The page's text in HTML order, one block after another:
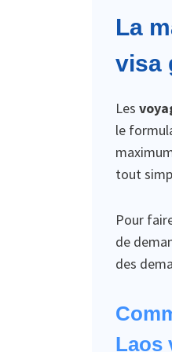
La
visa
Les
le
tout
Pour
de
des
Laos